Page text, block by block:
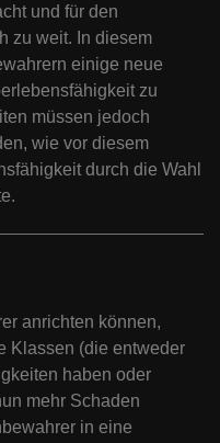
und für den
zu weit. In diesem
einige neue
zu
müssen jedoch
wie vor diesem
durch die Wahl
anrichten können,
Klassen (die entweder
haben oder
mehr Schaden
in eine